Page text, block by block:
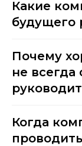
Какие
будущего
Почему
не всегда
Когда